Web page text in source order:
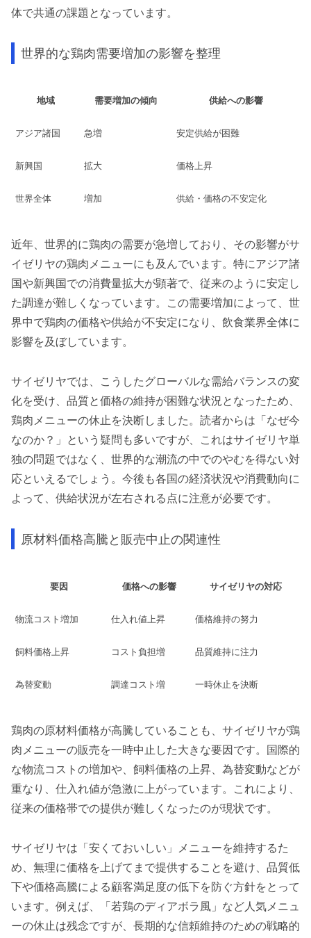
体で共通の課題となっています。
世界的な鶏肉需要増加の影響を整理
地域 需要増加の傾向 供給への影響
アジア諸国 急増 安定供給が困難
新興国 拡大 価格上昇
世界全体 増加 供給・価格の不安定化
近年、世界的に鶏肉の需要が急増しており、その影響がサ
イゼリヤの鶏肉メニューにも及んでいます。特にアジア諸
国や新興国での消費量拡大が顕著で、従来のように安定し
た調達が難しくなっています。この需要増加によって、世
界中で鶏肉の価格や供給が不安定になり、飲食業界全体に
影響を及ぼしています。
サイゼリヤでは、こうしたグローバルな需給バランスの変
化を受け、品質と価格の維持が困難な状況となったため、
鶏肉メニューの休止を決断しました。読者からは「なぜ今
なのか？」という疑問も多いですが、これはサイゼリヤ単
独の問題ではなく、世界的な潮流の中でのやむを得ない対
応といえるでしょう。今後も各国の経済状況や消費動向に
よって、供給状況が左右される点に注意が必要です。
原材料価格高騰と販売中止の関連性
要因 価格への影響 サイゼリヤの対応
物流コスト増加 仕入れ値上昇 価格維持の努力
飼料価格上昇 コスト負担増 品質維持に注力
為替変動 調達コスト増 一時休止を決断
鶏肉の原材料価格が高騰していることも、サイゼリヤが鶏
肉メニューの販売を一時中止した大きな要因です。国際的
な物流コストの増加や、飼料価格の上昇、為替変動などが
重なり、仕入れ値が急激に上がっています。これにより、
従来の価格帯での提供が難しくなったのが現状です。
サイゼリヤは「安くておいしい」メニューを維持するた
め、無理に価格を上げてまで提供することを避け、品質低
下や価格高騰による顧客満足度の低下を防ぐ方針をとって
います。例えば、「若鶏のディアボラ風」など人気メニュ
ーの休止は残念ですが、長期的な信頼維持のための戦略的